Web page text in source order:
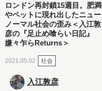
ロンドン再封鎖15週目。肥満
やペットに現れ出したニュー
ノーマル社会の歪み＜入江敦
彦の『足止め喰らい日記』
嫌々乍らReturns＞
2021.05.02 社会
入江敦彦